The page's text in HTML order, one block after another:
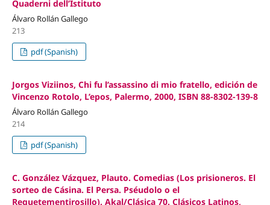
Quaderni dell’Istituto
Álvaro Rollán Gallego
213
pdf (Spanish)
Jorgos Viziinos, Chi fu l’assassino di mio fratello, edición de
Vincenzo Rotolo, L’epos, Palermo, 2000, ISBN 88-8302-139-8
Álvaro Rollán Gallego
214
pdf (Spanish)
C. González Vázquez, Plauto. Comedias (Los prisioneros. El
sorteo de Cásina. El Persa. Pséudolo o el
Requetementirosillo). Akal/Clásica 70. Clásicos Latinos,